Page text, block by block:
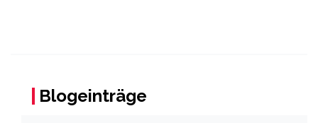
Blogeinträge